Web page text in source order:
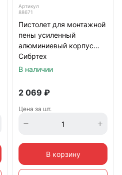
Артикул
88671
Пистолет для монтажной
пены усиленный
алюминиевый корпус
Сибртех
В наличии
2 069 ₽
Цена за шт.
В корзину